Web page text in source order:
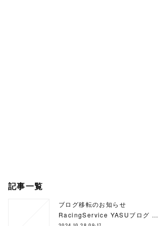
記事一覧
ブログ移転のお知らせ
RacingService YASUブログ …